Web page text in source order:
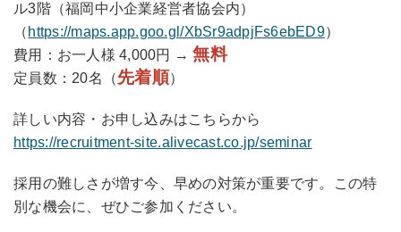
ル3階（福岡中小企業経営者協会内）
（ https://maps.app.goo.gl/XbSr9adpjFs6ebED9）
費用：お一人様 4,000円 →無料
定員数：20名（先着順）
詳しい内容・お申し込みはこちらから
https://recruitment-site.alivecast.co.jp/seminar
採用の難しさが増す今、早めの対策が重要です。この特
別な機会に、ぜひご参加ください。